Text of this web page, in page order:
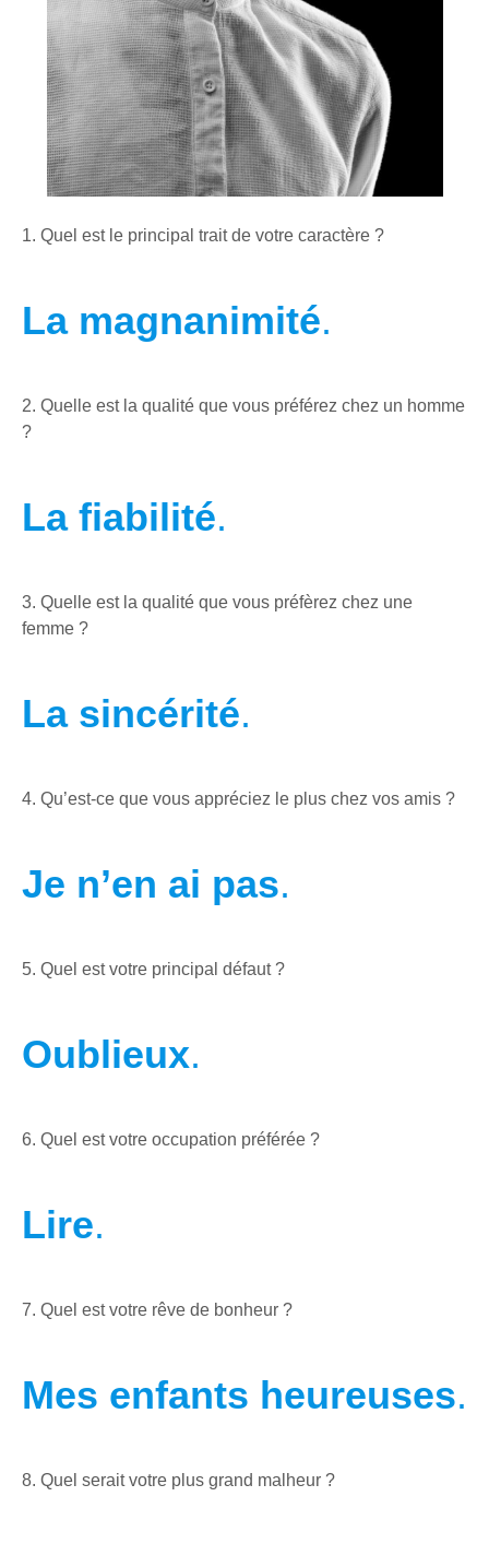
1. Quel est le principal trait de votre caractère ?
La magnanimité.
2. Quelle est la qualité que vous préférez chez un homme
?
La fiabilité.
3. Quelle est la qualité que vous préfèrez chez une
femme ?
La sincérité.
4. Qu’est-ce que vous appréciez le plus chez vos amis ?
Je n’en ai pas.
5. Quel est votre principal défaut ?
Oublieux.
6. Quel est votre occupation préférée ?
Lire.
7. Quel est votre rêve de bonheur ?
Mes enfants heureuses.
8. Quel serait votre plus grand malheur ?